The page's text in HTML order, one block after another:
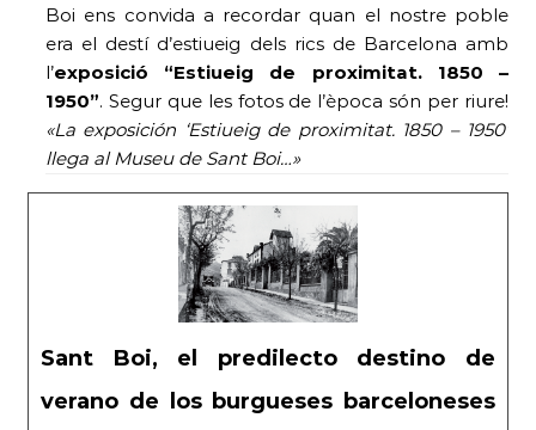
Boi ens convida a recordar quan el nostre poble
era el destí d’estiueig dels rics de Barcelona amb
l’exposició “Estiueig de proximitat. 1850 –
1950”. Segur que les fotos de l’època són per riure!
«La exposición ‘Estiueig de proximitat. 1850 – 1950’
llega al Museu de Sant Boi…»
Sant Boi, el predilecto destino de
verano de los burgueses barceloneses